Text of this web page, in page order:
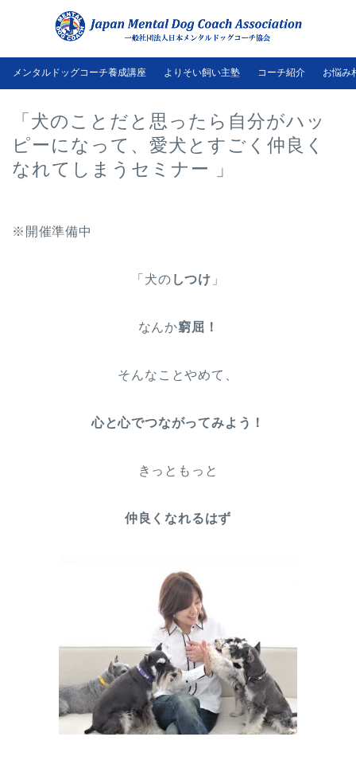
メンタルドッグコーチ養成講座 よりそい飼い主塾 コーチ紹介 お悩み
「犬のことだと思ったら自分がハッ
ピーになって、愛犬とすごく仲良く
なれてしまうセミナー 」
※開催準備中
「犬の しつけ 」
なんか窮屈！
そんなことやめて、
心と心でつながってみよう！
きっともっと
仲良くなれるはず